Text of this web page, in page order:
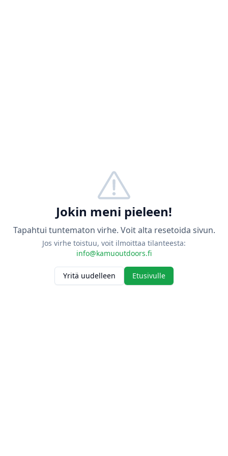
Jokin meni pieleen!
Tapahtui tuntematon virhe. Voit alta resetoida sivun.
Jos virhe toistuu, voit ilmoittaa tilanteesta:
info@kamuoutdoors.fi
Yritä uudelleen Etusivulle